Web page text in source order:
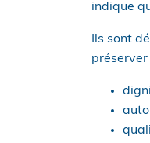
indique
Ils sont
préserver